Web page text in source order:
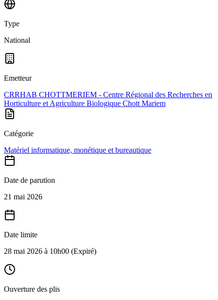
Type
National
Emetteur
CRRHAB CHOTTMERIEM - Centre Régional des Recherches en
Horticulture et Agriculture Biologique Chott Mariem
Catégorie
Matériel informatique, monétique et bureautique
Date de parution
21 mai 2026
Date limite
28 mai 2026 à 10h00 (Expiré)
Ouverture des plis